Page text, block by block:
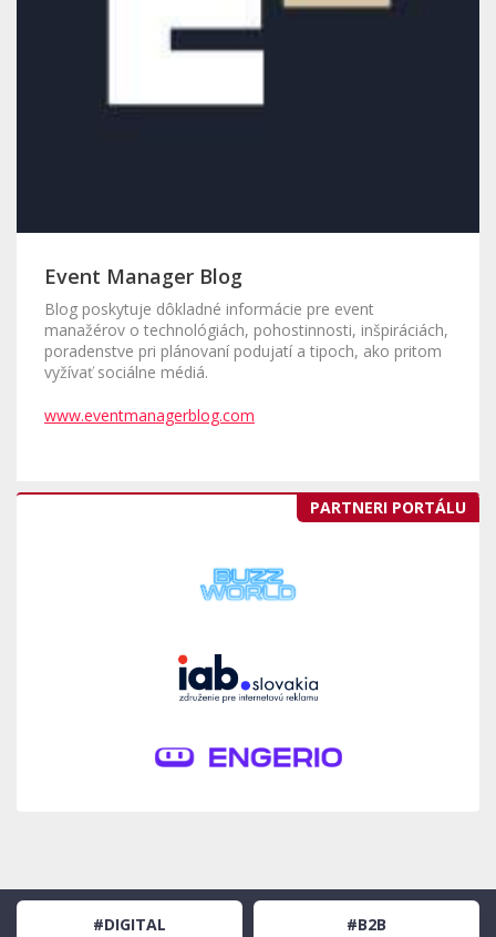
Event Manager Blog
Blog poskytuje dôkladné informácie pre event
manažérov o technológiách, pohostinnosti, inšpiráciách,
poradenstve pri plánovaní podujatí a tipoch, ako pritom
vyžívať sociálne médiá.
www.eventmanagerblog.com
PARTNERI PORTÁLU
#DIGITAL #B2B